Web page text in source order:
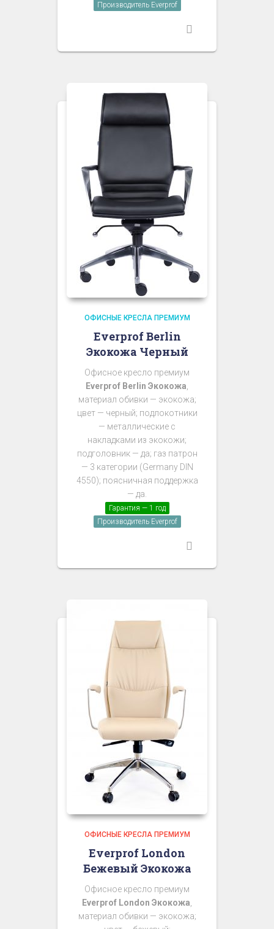
Производитель Everprof
ОФИСНЫЕ КРЕСЛА ПРЕМИУМ
Everprof Berlin
Экокожа Черный
Офисное кресло премиум
Everprof Berlin Экокожа
материал обивки — экокожа;
цвет — черный; подлокотники
— металлические с
накладками из экокожи;
подголовник — да; газ патрон
— 3 категории (Germany DIN
4550); поясничная поддержка
— да.
Гарантия — 1 год
Производитель Everprof
ОФИСНЫЕ КРЕСЛА ПРЕМИУМ
Everprof London
Бежевый Экокожа
Офисное кресло премиум
Everprof London Экокожа
материал обивки — экокожа;